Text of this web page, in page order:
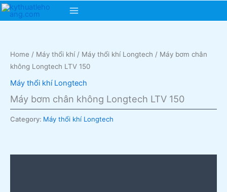
Skip
Main
Home / Máy thổi khí/ Máy thổi khí Longtech / Máy bơm chân
không Longtech LTV 150
Máy thổi khí Longtech
Máy bơm chân không Longtech LTV 150
Category: Máy thổi khí Longtech